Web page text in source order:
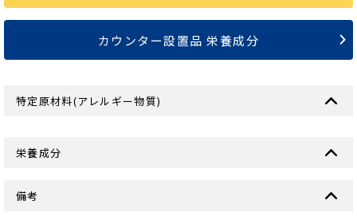
カウンター設置品 栄養成分
特定原材料(アレルギー物質)
栄養成分
備考